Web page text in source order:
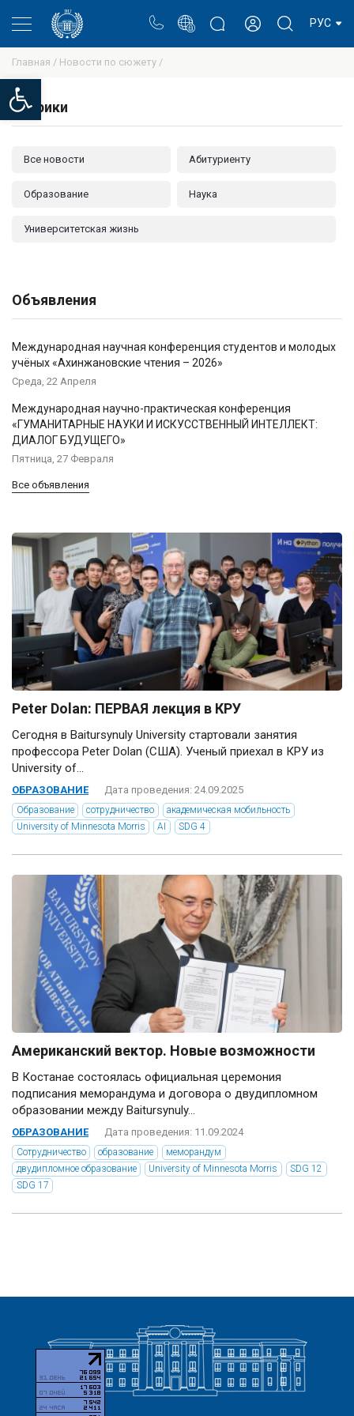
Open toolbar
РУС
Главная / Новости по сюжету /
Peter Dolan: ПЕРВАЯ лекция в КРУ
Сегодня в Baitursynuly University стартовали занятия
профессора Peter Dolan (США). Ученый приехал в КРУ из
University of...
ОБРАЗОВАНИЕ Дата проведения: 24.09.2025
Образование сотрудничество
академическая мобильность
University of Minnesota Morris
AI SDG 4
Американский вектор. Новые возможности
В Костанае состоялась официальная церемония
подписания меморандума и договора о двудипломном
образовании между Baitursynuly...
ОБРАЗОВАНИЕ Дата проведения: 11.09.2024
Сотрудничество образование
меморандум
двудипломное образование
University of Minnesota Morris
SDG 12
SDG 17
Рубрики
Все новости Абитуриенту
Образование Наука
Университетская жизнь
Объявления
Международная научная конференция студентов и молодых
учёных «Ахинжановские чтения – 2026»
Среда, 22 Апреля
Международная научно-практическая конференция
«ГУМАНИТАРНЫЕ НАУКИ И ИСКУССТВЕННЫЙ ИНТЕЛЛЕКТ:
ДИАЛОГ БУДУЩЕГО»
Пятница, 27 Февраля
Все объявления